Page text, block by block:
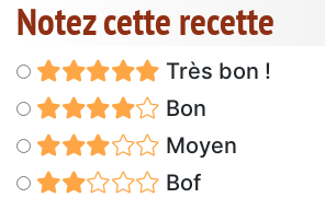
Notez cette recette
Très bon !
Bon
Moyen
Bof